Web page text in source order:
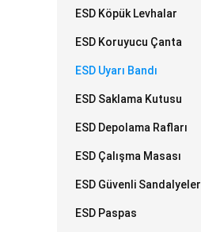
ESD Köpük Levhalar
ESD Koruyucu Çanta
ESD Uyarı Bandı
ESD Saklama Kutusu
ESD Depolama Rafları
ESD Çalışma Masası
ESD Güvenli Sandalyeler
ESD Paspas